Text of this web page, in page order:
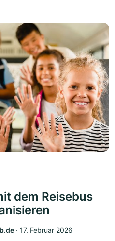
dem Reisebus
‧ 17. Februar 2026